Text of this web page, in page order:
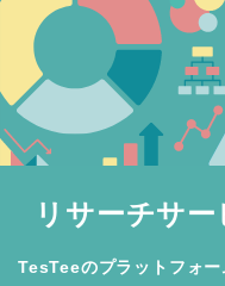
リサーチサー
TesTeeのプラットフォ